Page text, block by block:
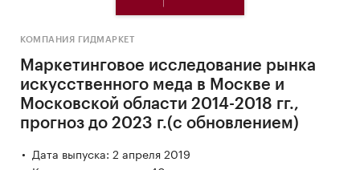
КОМПАНИЯ ГИДМАРКЕТ
Маркетинговое исследование рынка
искусственного меда в Москве и
Московской области 2014-2018 гг.,
прогноз до 2023 г.(с обновлением)
Дата выпуска: 2 апреля 2019